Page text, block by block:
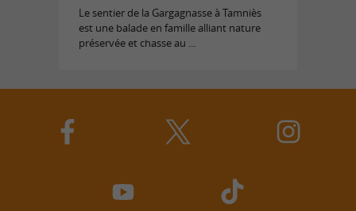
Le sentier de la Gargagnasse à Tamniès
est une balade en famille alliant nature
préservée et chasse au ...